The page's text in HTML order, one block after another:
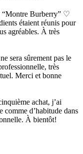
“Montre Burberry” ♡
étaient réunis pour
agréables. À très
sera sûrement pas le
très
Merci et bonne
achat, j’ai
comme d’habitude dans
À bientôt!